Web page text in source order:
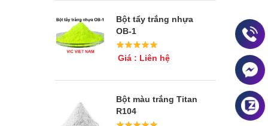
Bột tẩy trắng nhựa
OB-1
Giá : Liên hệ
Bột màu trắng Titan
R104